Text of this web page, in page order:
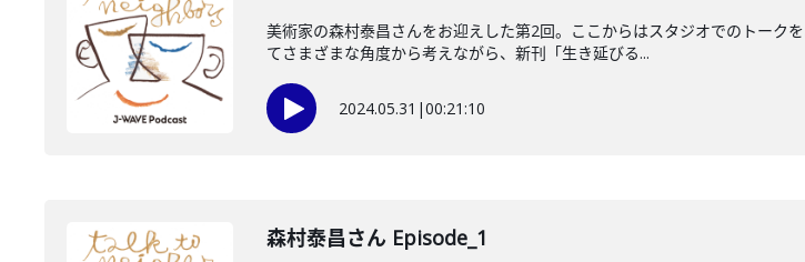
美術家の森村泰昌さんをお迎えした第2回。ここからはスタジオでのトーク
てさまざまな角度から考えながら、新刊「生き延びる...
2024.05.31 |00:21:10
森村泰昌さん Episode_1